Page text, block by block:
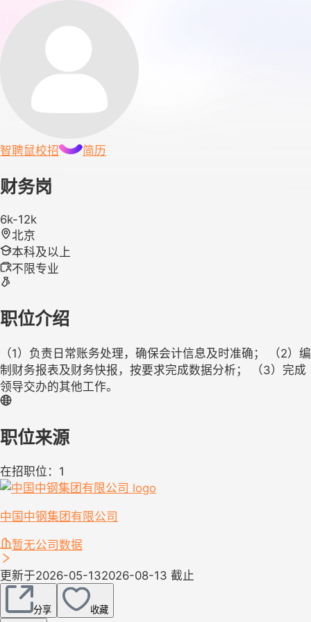
智聘鼠校招 简历
财务岗
6k-12k
北京
本科及以上
不限专业
职位介绍
（1）负责日常账务处理，确保会计信息及时准确； （2）编
制财务报表及财务快报，按要求完成数据分析； （3）完成
领导交办的其他工作。
职位来源
在招职位：1
中国中钢集团有限公司
暂无公司数据
更新于2026-05-132026-08-13 截止
分享 收藏